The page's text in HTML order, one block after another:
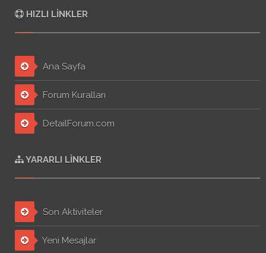
HIZLI LINKLER
Ana Sayfa
Forum Kuralları
DetailForum.com
YARARLI LINKLER
Son Aktiviteler
Yeni Mesajlar